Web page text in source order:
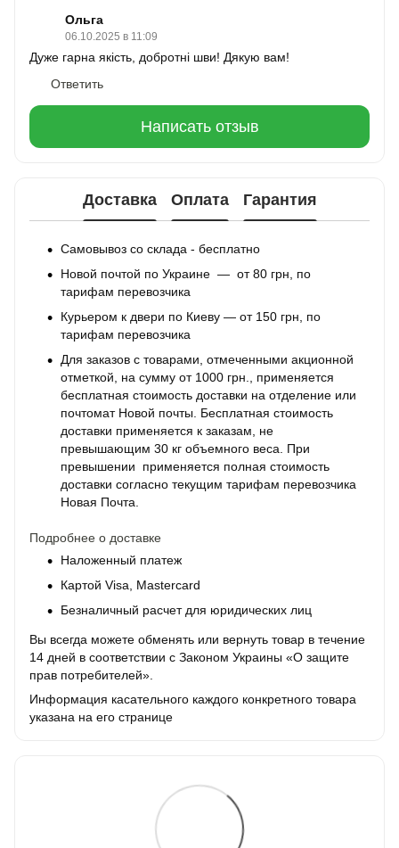
Ольга
06.10.2025 в 11:09
Дуже гарна якість, добротні шви! Дякую вам!
Ответить
Написать отзыв
Доставка Оплата Гарантия
Самовывоз со склада - бесплатно
Новой почтой по Украине — от 80 грн, по
тарифам перевозчика
Курьером к двери по Киеву — от 150 грн, по
тарифам перевозчика
Для заказов с товарами, отмеченными акционной
отметкой, на сумму от 1000 грн., применяется
бесплатная стоимость доставки на отделение или
почтомат Новой почты. Бесплатная стоимость
доставки применяется к заказам, не
превышающим 30 кг объемного веса. При
превышении применяется полная стоимость
доставки согласно текущим тарифам перевозчика
Новая Почта.
Подробнее о доставке
Наложенный платеж
Картой Visa, Mastercard
Безналичный расчет для юридических лиц
Вы всегда можете обменять или вернуть товар в течение
14 дней в соответствии с Законом Украины «О защите
прав потребителей».
Информация касательного каждого конкретного товара
указана на его странице